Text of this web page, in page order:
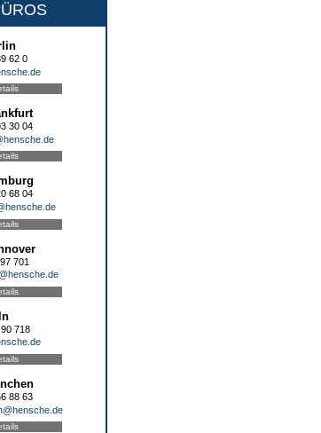
62 0
30 04
68 04
701
718
88 63